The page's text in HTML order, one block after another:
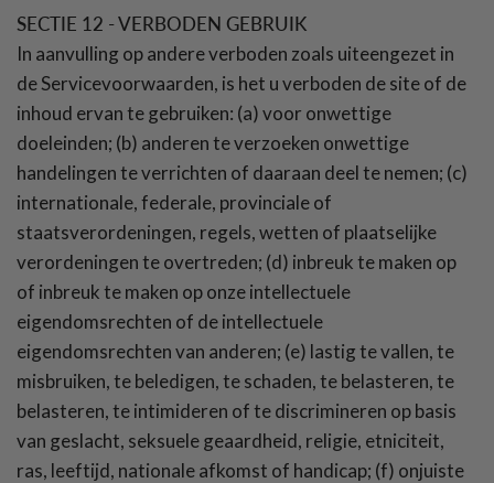
SECTIE 12 - VERBODEN GEBRUIK
In aanvulling op andere verboden zoals uiteengezet in
de Servicevoorwaarden, is het u verboden de site of de
inhoud ervan te gebruiken: (a) voor onwettige
doeleinden; (b) anderen te verzoeken onwettige
handelingen te verrichten of daaraan deel te nemen; (c)
internationale, federale, provinciale of
staatsverordeningen, regels, wetten of plaatselijke
verordeningen te overtreden; (d) inbreuk te maken op
of inbreuk te maken op onze intellectuele
eigendomsrechten of de intellectuele
eigendomsrechten van anderen; (e) lastig te vallen, te
misbruiken, te beledigen, te schaden, te belasteren, te
belasteren, te intimideren of te discrimineren op basis
van geslacht, seksuele geaardheid, religie, etniciteit,
ras, leeftijd, nationale afkomst of handicap; (f) onjuiste